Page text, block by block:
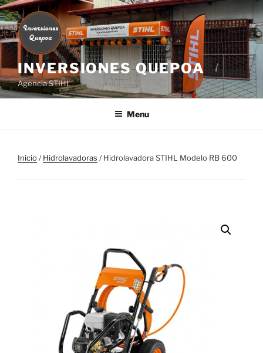
Skip
to
content
INVERSIONES QUEPOA
Agencia STIHL
Menu
Inicio/Hidrolavadoras / Hidrolavadora STIHL Modelo RB 600